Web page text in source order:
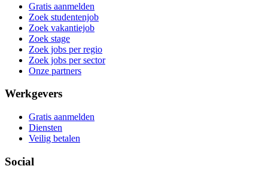
Gratis aanmelden
Zoek studentenjob
Zoek vakantiejob
Zoek stage
Zoek jobs per regio
Zoek jobs per sector
Onze partners
Werkgevers
Gratis aanmelden
Diensten
Veilig betalen
Social